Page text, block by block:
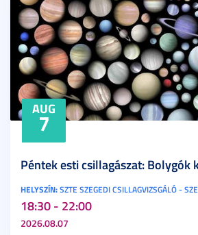
AUG
7
18:30 - 22:00
2026.08.07
HELYSZÍN:SZTE SZEGEDI CSILLAGVIZSGÁLÓ -
Péntek esti csillagászat: Bolygók